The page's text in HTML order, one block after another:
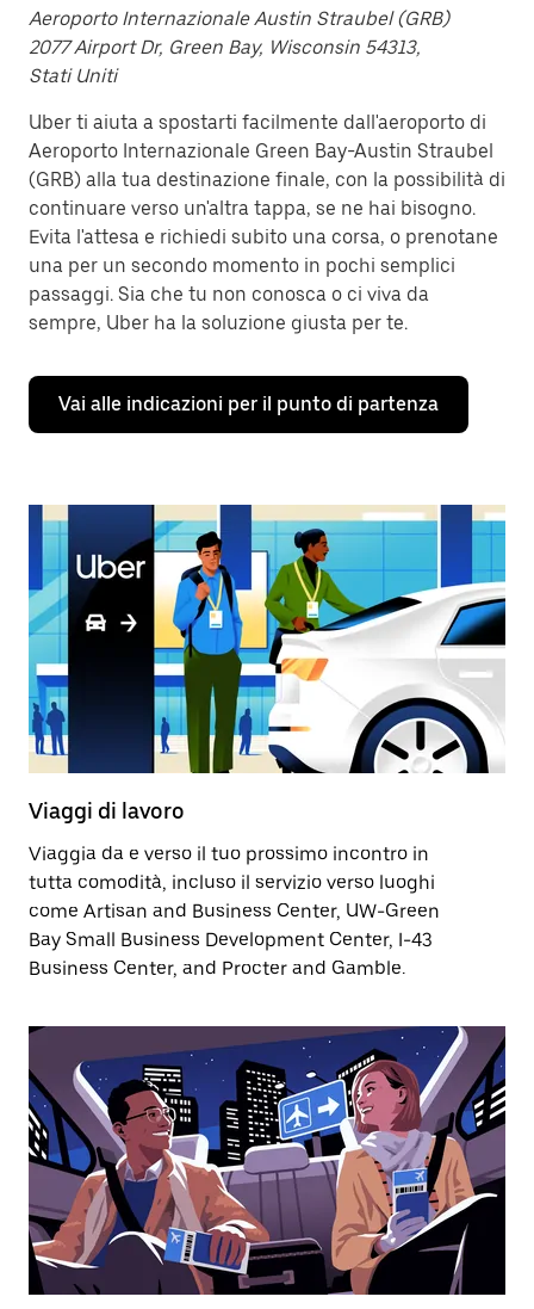
Aeroporto Internazionale Austin Straubel (GRB)
2077 Airport Dr, Green Bay, Wisconsin 54313,
Stati Uniti
Uber ti aiuta a spostarti facilmente dall'aeroporto di
Aeroporto Internazionale Green Bay-Austin Straubel
(GRB) alla tua destinazione finale, con la possibilità di
continuare verso un'altra tappa, se ne hai bisogno.
Evita l'attesa e richiedi subito una corsa, o prenotane
una per un secondo momento in pochi semplici
passaggi. Sia che tu non conosca o ci viva da
sempre, Uber ha la soluzione giusta per te.
Vai alle indicazioni per il punto di partenza
Viaggi di lavoro
Viaggia da e verso il tuo prossimo incontro in
tutta comodità, incluso il servizio verso luoghi
come Artisan and Business Center, UW-Green
Bay Small Business Development Center, I-43
Business Center, and Procter and Gamble.